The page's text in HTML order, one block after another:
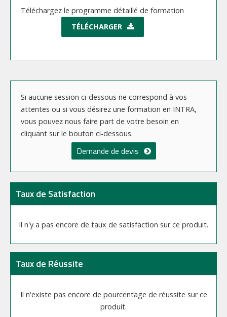
Téléchargez le programme détaillé de formation
TÉLÉCHARGER
Si aucune session ci-dessous ne correspond à vos
attentes ou si vous désirez une formation en INTRA,
vous pouvez nous faire part de votre besoin en
cliquant sur le bouton ci-dessous.
Demande de devis
Taux de Satisfaction
Il n'y a pas encore de taux de satisfaction sur ce produit.
Taux de Réussite
Il n'existe pas encore de pourcentage de réussite sur ce
produit.